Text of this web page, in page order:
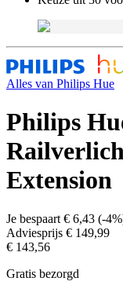
Alles van Philips Hue
Philips
Extension
Je bespaart € 6,43 (-4%
Adviesprijs € 149,99
€ 143,56
Gratis bezorgd